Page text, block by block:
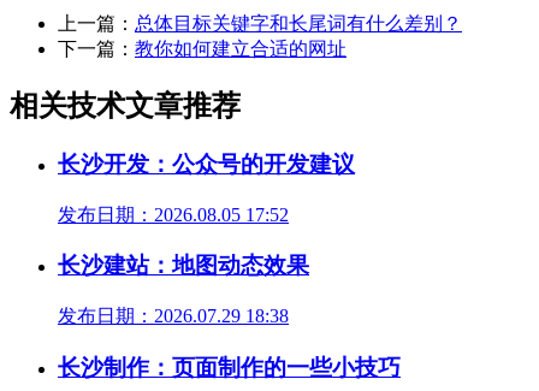
上一篇： 总体目标关键字和长尾词有什么差别？
下一篇： 教你如何建立合适的网址
相关技术文章推荐
长沙开发：公众号的开发建议
发布日期：2026.08.05 17:52
长沙建站：地图动态效果
发布日期：2026.07.29 18:38
长沙制作：页面制作的一些小技巧